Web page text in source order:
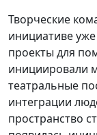
Творческие
инициативе
проекты для
инициировали
театральные
интеграции
пространство